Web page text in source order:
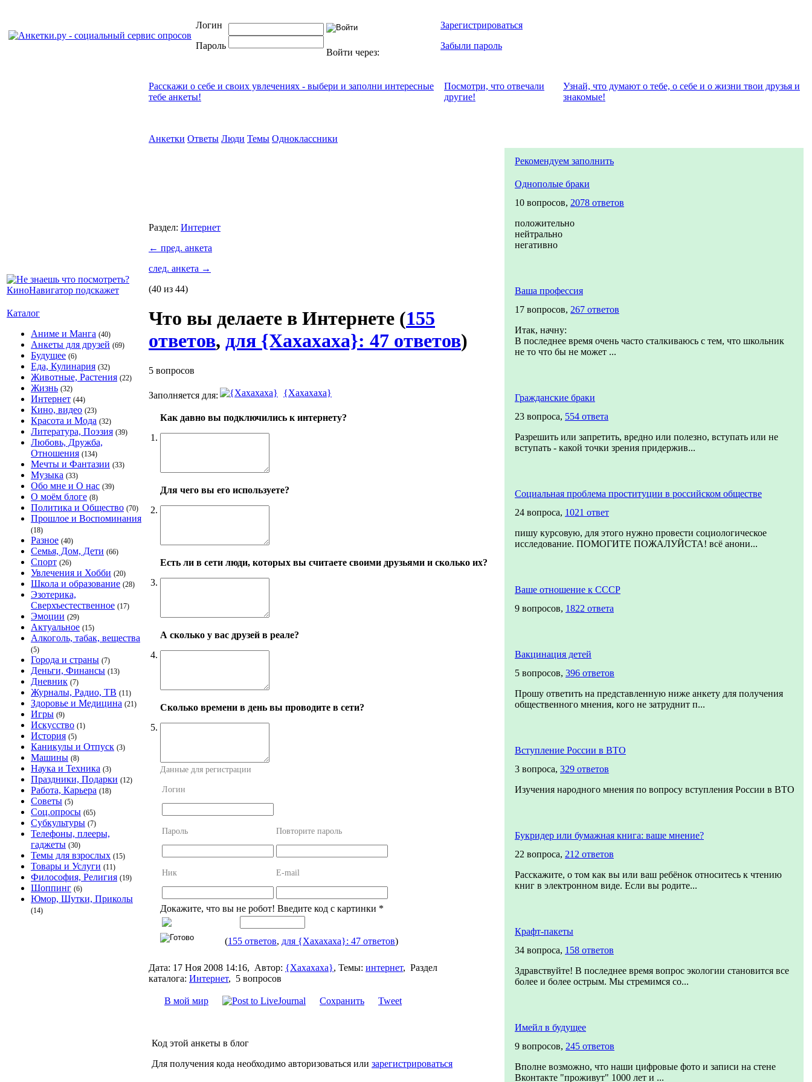
Логин
Пароль
Войти через:
Зарегистрироваться
Забыли пароль
Каталог
Аниме и Манга (40)
Анкеты для друзей (69)
Будущее (6)
Еда, Кулинария (32)
Животные, Растения (22)
Жизнь (32)
Интернет (44)
Кино, видео (23)
Красота и Мода (32)
Литература, Поэзия (39)
Любовь, Дружба,
Отношения (134)
Мечты и Фантазии (33)
Музыка (33)
Обо мне и О нас (39)
О моём блоге (8)
Политика и Общество (70)
Прошлое и Воспоминания
(18)
Разное (40)
Семья, Дом, Дети (66)
Спорт (26)
Увлечения и Хобби (20)
Школа и образование (28)
Эзотерика,
Сверхъестественное (17)
Эмоции (29)
Актуальное (15)
Алкоголь, табак, вещества
(5)
Города и страны (7)
Деньги, Финансы (13)
Дневник (7)
Журналы, Радио, ТВ (11)
Здоровье и Медицина (21)
Игры (9)
Искусство (1)
История (5)
Каникулы и Отпуск (3)
Машины (8)
Наука и Техника (3)
Праздники, Подарки (12)
Работа, Карьера (18)
Советы (5)
Соц.опросы (65)
Субкультуры (7)
Телефоны, плееры,
гаджеты (30)
Темы для взрослых (15)
Товары и Услуги (11)
Философия, Религия (19)
Шоппинг (6)
Юмор, Шутки, Приколы
(14)
Расскажи о себе и своих увлечениях - выбери и заполни интересные
тебе анкеты!
Посмотри, что отвeчали
другие!
Узнай, что думают о тебе, о себе и о жизни твои друзья и
знакомые!
Анкетки Ответы Люди Темы Одноклассники
Раздел: Интернет
← пред. анкета
след. анкета →
(40 из 44)
Что вы делаете в Интернете (155
ответов, для {Хахахаха}: 47 ответов)
5 вопросов
Заполняется для: {Хахахаха}
1.
Как давно вы подключились к интернету?
2.
Для чего вы его используете?
3.
Есть ли в сети люди, которых вы считаете своими друзьями и сколько их?
4.
А сколько у вас друзей в реале?
5.
Сколько времени в день вы проводите в сети?
Данные для регистрации
Логин
Пароль Повторите пароль
Ник E-mail
Докажите, что вы не робот! Введите код с картинки *
(155 ответов, для {Хахахаха}: 47 ответов)
Дата: 17 Ноя 2008 14:16, Автор: {Хахахаха}, Темы: интернет, Раздел
каталога: Интернет, 5 вопросов
В мой мир Сохранить Tweet
Код этой анкеты в блог
Для получения кода необходимо авторизоваться или зарегистрироваться
Рекомендуем заполнить
Однополые браки
10 вопросов, 2078 ответов
положительно
нейтрально
негативно
Ваша профессия
17 вопросов, 267 ответов
Итак, начну:
В последнее время очень часто сталкиваюсь с тем, что школьник
не то что бы не может ...
Гражданские браки
23 вопроса, 554 ответа
Разрешить или запретить, вредно или полезно, вступать или не
вступать - какой точки зрения придержив...
Социальная проблема проституции в российском обществе
24 вопроса, 1021 ответ
пишу курсовую, для этого нужно провести социологическое
исследование. ПОМОГИТЕ ПОЖАЛУЙСТА! всё анони...
Ваше отношение к СССР
9 вопросов, 1822 ответа
Вакцинация детей
5 вопросов, 396 ответов
Прошу ответить на представленную ниже анкету для получения
общественного мнения, кого не затруднит п...
Вступление России в ВТО
3 вопроса, 329 ответов
Изучения народного мнения по вопросу вступления России в ВТО
Букридер или бумажная книга: ваше мнение?
22 вопроса, 212 ответов
Расскажите, о том как вы или ваш ребёнок относитесь к чтению
книг в электронном виде. Если вы родите...
Крафт-пакеты
34 вопроса, 158 ответов
Здравствуйте! В последнее время вопрос экологии становится все
более и более острым. Мы стремимся со...
Имейл в будущее
9 вопросов, 245 ответов
Вполне возможно, что наши цифровые фото и записи на стене
Вконтакте "проживут" 1000 лет и ...